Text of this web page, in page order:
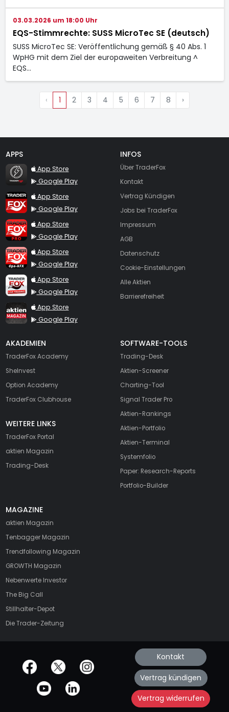
03.03.2026 um 18:00 Uhr
EQS-Stimmrechte: SUSS MicroTec SE (deutsch)
SUSS MicroTec SE: Veröffentlichung gemäß § 40 Abs. 1
WpHG mit dem Ziel der europaweiten Verbreitung ^
EQS…
‹ 1 2 3 4 5 6 7 8 ›
APPS
TraderFox Flash
App Store
Google Play
TraderFox App
App Store
Google Play
TraderFox Pro
App Store
Google Play
TraderFox dpa-AFX ProFeed
App Store
Google Play
TraderFox Live Trading
App Store
Google Play
TraderFox aktien Magazin
App Store
Google Play
INFOS
Über TraderFox
Kontakt
Vertrag Kündigen
Jobs bei TraderFox
Impressum
AGB
Datenschutz
Cookie-Einstellungen
Alle Aktien
Barrierefreiheit
AKADEMIEN
TraderFox Academy
SheInvest
Option Academy
TraderFox Clubhouse
WEITERE LINKS
TraderFox Portal
aktien Magazin
Trading-Desk
SOFTWARE-TOOLS
Trading-Desk
Aktien-Screener
Charting-Tool
Signal Trader Pro
Aktien-Rankings
Aktien-Portfolio
Aktien-Terminal
Systemfolio
Paper: Research-Reports
Portfolio-Builder
MAGAZINE
aktien Magazin
Tenbagger Magazin
Trendfollowing Magazin
GROWTH Magazin
Nebenwerte Investor
The Big Call
Stillhalter-Depot
Die Trader-Zeitung
offizielle Social Media-Accounts Kontakt
Vertrag kündigen
Vertrag widerrufen